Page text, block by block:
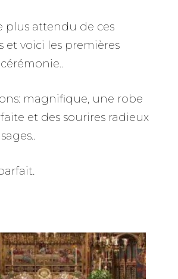
plus attendu de ces
et voici les premières
magnifique, une robe
et des sourires radieux